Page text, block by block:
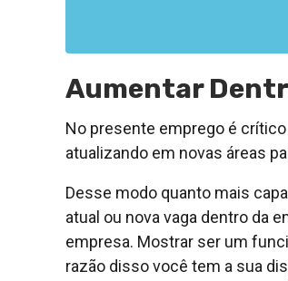
Aumentar
No presente emprego é
atualizando em novas áreas
Desse modo quanto mais
atual ou nova vaga dentro da
empresa. Mostrar ser um
razão disso você tem a sua